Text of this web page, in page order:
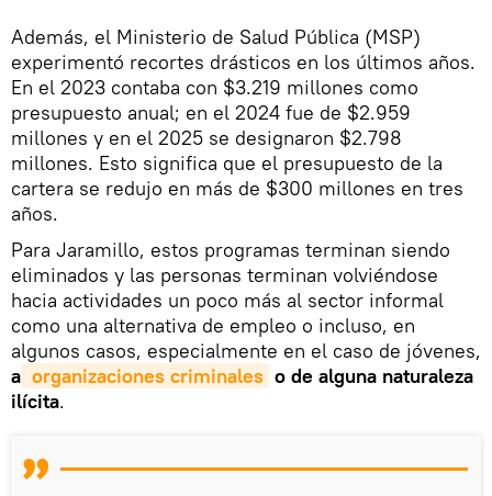
Además, el Ministerio de Salud Pública (MSP)
experimentó recortes drásticos en los últimos años.
En el 2023 contaba con $3.219 millones como
presupuesto anual; en el 2024 fue de $2.959
millones y en el 2025 se designaron $2.798
millones. Esto significa que el presupuesto de la
cartera se redujo en más de $300 millones en tres
años.
Para Jaramillo, estos programas terminan siendo
eliminados y las personas terminan volviéndose
hacia actividades un poco más al sector informal
como una alternativa de empleo o incluso, en
algunos casos, especialmente en el caso de jóvenes,
a organizaciones criminales o de alguna naturaleza
ilícita.